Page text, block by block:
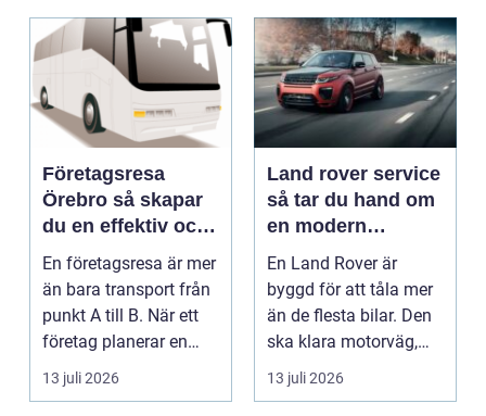
Företagsresa
Örebro så skapar
du en effektiv och
minnesvärd resa
En företagsresa är mer
än bara transport från
punkt A till B. När ett
företag planerar en
resa för m...
13 juli 2026
Land rover service
så tar du hand om
en modern
klassiker
En Land Rover är
byggd för att tåla mer
än de flesta bilar. Den
ska klara motorväg,
stadstrafik, gru...
13 juli 2026